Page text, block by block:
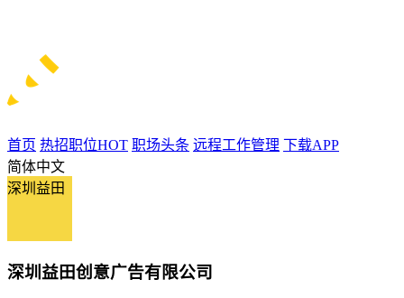
首页 热招职位HOT 职场头条 远程工作管理 下载APP
简体中文
深圳益田
深圳益田创意广告有限公司